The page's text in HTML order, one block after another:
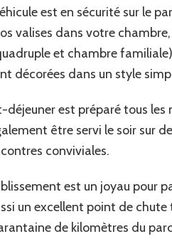
est en sécurité sur le
valises dans votre
et chambre
décorées dans un style
déjeuner est préparé tous
être servi le soir sur
conviviales.
est un joyau pour
un excellent point de
de kilomètres du